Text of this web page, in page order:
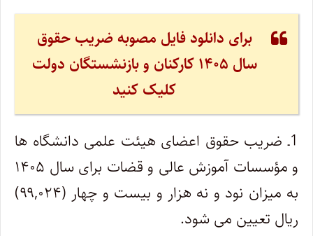
برای دانلود فایل مصوبه ضریب حقوق
سال ۱۴۰۵ کارکنان و بازنشستگان دولت
کلیک کنید
1ـ ضریب حقوق اعضای هیئت علمی دانشگاه ها
و مؤسسات آموزش عالی و قضات برای سال ۱۴۰۵
به میزان نود و نه هزار و بیست و چهار (۹۹,۰۲۴)
ریال تعیین می شود.